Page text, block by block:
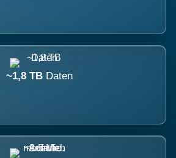
~1,8 TB Daten